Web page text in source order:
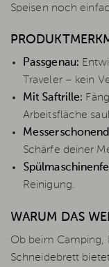
Speisen noch
Passgenau:
Traveler – kein
Mit Saftrille:
Arbeitsfläche
Schärfe deiner
Reinigung.
WARUM DAS
Ob beim Camping,
Schneidebrett